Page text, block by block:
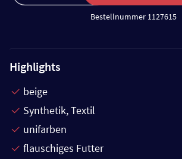
Bestellnummer 1127615
Highlights
beige
Synthetik, Textil
unifarben
flauschiges Futter